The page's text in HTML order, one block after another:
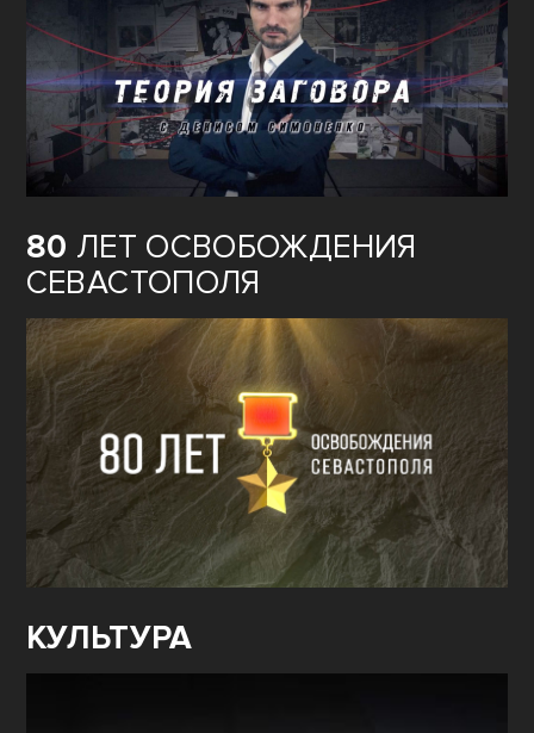
80 ЛЕТ ОСВОБОЖДЕНИЯ
СЕВАСТОПОЛЯ
КУЛЬТУРА